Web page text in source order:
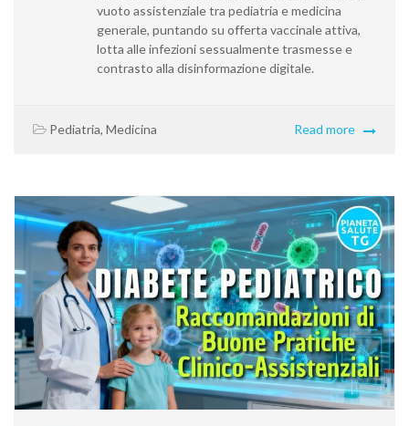
vuoto assistenziale tra pediatria e medicina
generale, puntando su offerta vaccinale attiva,
lotta alle infezioni sessualmente trasmesse e
contrasto alla disinformazione digitale.
Pediatria, Medicina Read more